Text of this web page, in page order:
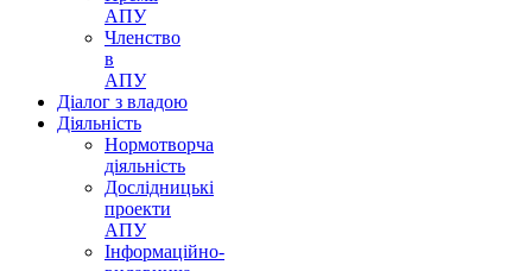
АПУ
Членство
в
АПУ
Діалог з владою
Діяльність
Нормотворча
діяльність
Дослідницькі
проекти
АПУ
Інформаційно-